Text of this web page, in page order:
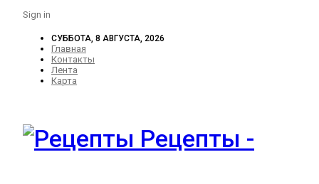
Sign in
СУББОТА, 8 АВГУСТА, 2026
Главная
Контакты
Лента
Карта
Рецепты -